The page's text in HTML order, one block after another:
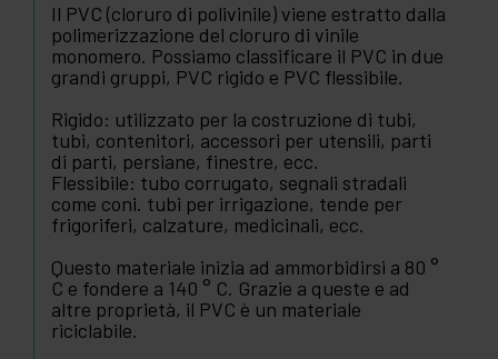
Il PVC (cloruro di polivinile) viene estratto dalla
polimerizzazione del cloruro di vinile
monomero. Possiamo classificare il PVC in due
grandi gruppi, PVC rigido e PVC flessibile.
Rigido: utilizzato per la costruzione di tubi,
tubi, contenitori, accessori per utensili, parti
di parti, persiane, finestre, ecc.
Flessibile: tubo corrugato, segnali stradali
come coni. tubi per irrigazione, tende per
frigoriferi, calzature, medicinali, ecc.
Questo materiale inizia ad ammorbidirsi a 80 °
C e fondere a 140 ° C. Grazie a queste e ad
altre proprietà, il PVC è un materiale
riciclabile.